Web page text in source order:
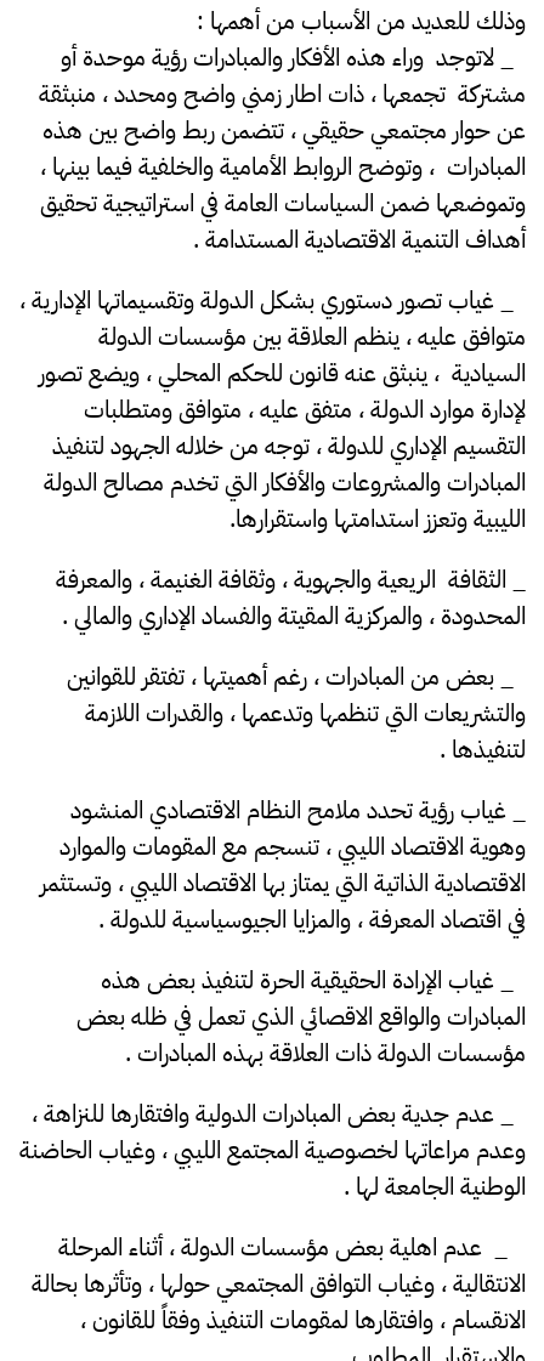
وذلك للعديد من الأسباب من أهمها :
_ لاتوجد وراء هذه الأفكار والمبادرات رؤية موحدة أو
مشتركة تجمعها ، ذات اطار زمني واضح ومحدد ، منبثقة
عن حوار مجتمعي حقيقي ، تتضمن ربط واضح بين هذه
المبادرات ، وتوضح الروابط الأمامية والخلفية فيما بينها ،
وتموضعها ضمن السياسات العامة في استراتيجية تحقيق
أهداف التنمية الاقتصادية المستدامة .
_ غياب تصور دستوري بشكل الدولة وتقسيماتها الإدارية ،
متوافق عليه ، ينظم العلاقة بين مؤسسات الدولة
السيادية ، ينبثق عنه قانون للحكم المحلي ، ويضع تصور
لإدارة موارد الدولة ، متفق عليه ، متوافق ومتطلبات
التقسيم الإداري للدولة ، توجه من خلاله الجهود لتنفيذ
المبادرات والمشروعات والأفكار التي تخدم مصالح الدولة
الليبية وتعزز استدامتها واستقرارها.
_ الثقافة الريعية والجهوية ، وثقافة الغنيمة ، والمعرفة
المحدودة ، والمركزية المقيتة والفساد الإداري والمالي .
_ بعض من المبادرات ، رغم أهميتها ، تفتقر للقوانين
والتشريعات التي تنظمها وتدعمها ، والقدرات اللازمة
لتنفيذها .
_ غياب رؤية تحدد ملامح النظام الاقتصادي المنشود
وهوية الاقتصاد الليبي ، تنسجم مع المقومات والموارد
الاقتصادية الذاتية التي يمتاز بها الاقتصاد الليبي ، وتستثمر
في اقتصاد المعرفة ، والمزايا الجيوسياسية للدولة .
_ غياب الإرادة الحقيقية الحرة لتنفيذ بعض هذه
المبادرات والواقع الاقصائي الذي تعمل في ظله بعض
مؤسسات الدولة ذات العلاقة بهذه المبادرات .
_ عدم جدية بعض المبادرات الدولية وافتقارها للنزاهة ،
وعدم مراعاتها لخصوصية المجتمع الليبي ، وغياب الحاضنة
الوطنية الجامعة لها .
_ عدم اهلية بعض مؤسسات الدولة ، أثناء المرحلة
الانتقالية ، وغياب التوافق المجتمعي حولها ، وتأثرها بحالة
الانقسام ، وافتقارها لمقومات التنفيذ وفقاً للقانون ،